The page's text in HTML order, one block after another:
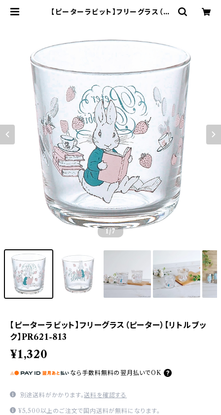
【ピーターラビット】フリーグラス（ピ
1/7
【ピーターラビット】フリーグラス（ピーター）【リトルブッ
ク】PR621-813
¥1,320
なら 手数料無料の 翌月払いでOK
別途送料がかかります。送料を確認する
¥5,500以上のご注文で国内送料が無料になります。